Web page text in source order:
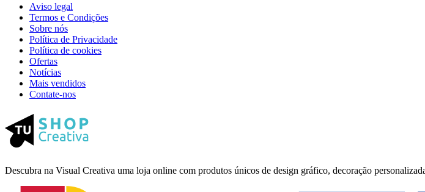
Aviso legal
Termos e Condições
Sobre nós
Política de Privacidade
Política de cookies
Ofertas
Notícias
Mais vendidos
Contate-nos
Descubra na Visual Creativa uma loja online com produtos únicos de design gráfico, decoração